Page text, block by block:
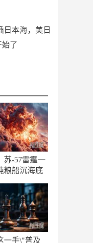
日本海，美日
了
苏-57雷霆一
粮船沉海底
一手\"普及